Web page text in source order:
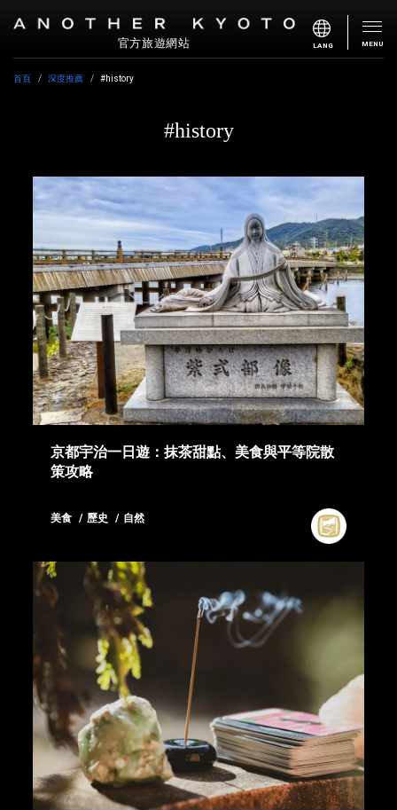
官方旅遊網站 LANG MENU
首頁 深度推薦 #history
#history
京都宇治一日遊：抹茶甜點、美食與平等院散
策攻略
美食 歷史 自然